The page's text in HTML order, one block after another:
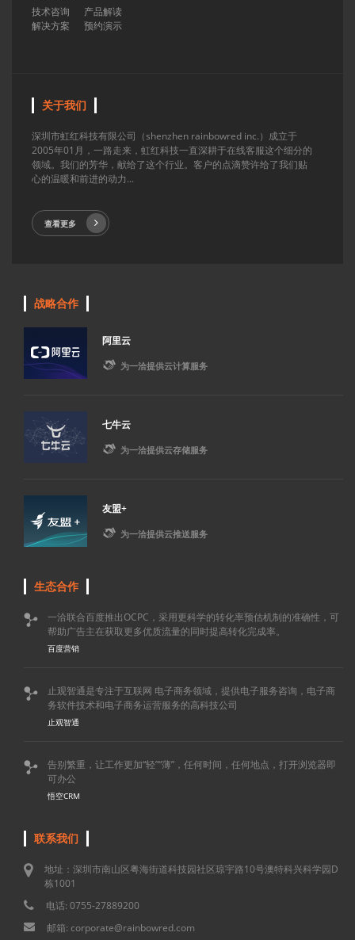
技术咨询
产品解读
解决方案
预约演示
关于我们
深圳市虹红科技有限公司（shenzhen rainbowred inc.）成立于
2005年01月，一路走来，虹红科技一直深耕于在线客服这个细分的
领域。我们的芳华，献给了这个行业。客户的点滴赞许给了我们贴
心的温暖和前进的动力...
查看更多
战略合作
阿里云
 为一洽提供云计算服务
七牛云
 为一洽提供云存储服务
友盟+
 为一洽提供云推送服务
生态合作

一洽联合百度推出OCPC，采用更科学的转化率预估机制的准确性，可
帮助广告主在获取更多优质流量的同时提高转化完成率。
百度营销

止观智通是专注于互联网 电子商务领域，提供电子服务咨询，电子商
务软件技术和电子商务运营服务的高科技公司
止观智通

告别繁重，让工作更加“轻”“薄”，任何时间，任何地点，打开浏览器即
可办公
悟空CRM
联系我们
地址：深圳市南山区粤海街道科技园社区琼宇路10号澳特科兴科学园D
栋1001
电话: 0755-27889200
邮箱: corporate@rainbowred.com